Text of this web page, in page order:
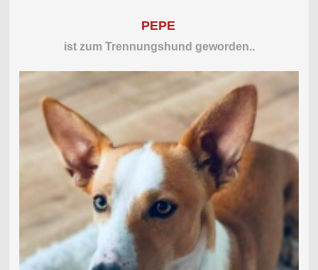
PEPE
ist zum Trennungshund geworden..